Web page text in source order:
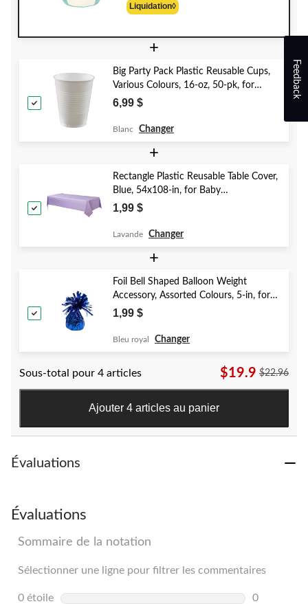
Liquidation◊
+
Big Party Pack Plastic Reusable Cups,
Various Colours, 16-oz, 50-pk, for
Christmas/Thanksgiving/New Year's
6,99 $
Blanc Changer
+
Rectangle Plastic Reusable Table Cover,
Blue, 54x108-in, for Baby
Shower/Hanukkah/Birthday Party
1,99 $
Lavande Changer
+
Foil Bell Shaped Balloon Weight
Accessory, Assorted Colours, 5-in, for
Birthday/Anniversary/Graduation/New
1,99 $
Bleu royal Changer
Sous-total pour 4 articles $19.9 $22.96
Ajouter 4 articles au panier
Évaluations
Évaluations
Sommaire de la notation
Sélectionner une ligne pour filtrer les commentaires
0 étoile étoiles
0
Feedback